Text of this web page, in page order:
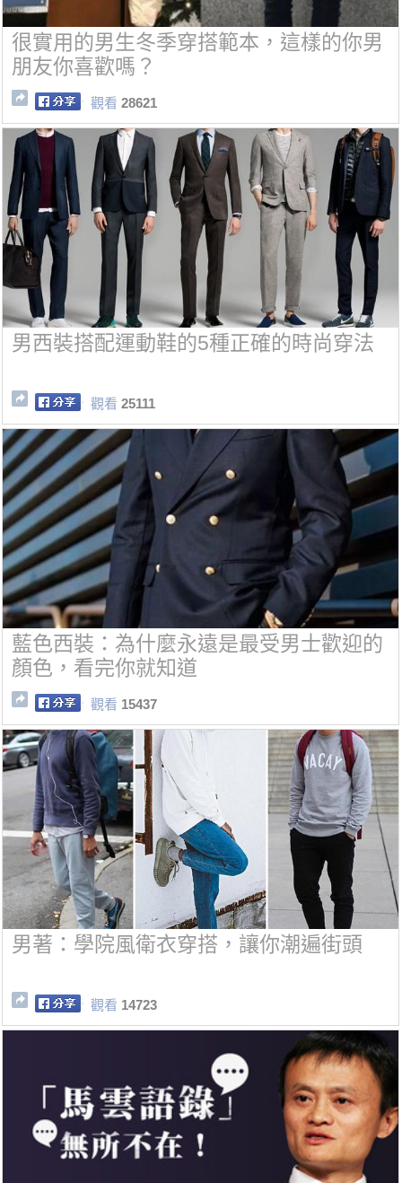
很實用的男生冬季穿搭範本，這樣的你男
朋友你喜歡嗎？
觀看 28621
男西裝搭配運動鞋的5種正確的時尚穿法
觀看 25111
藍色西裝：為什麼永遠是最受男士歡迎的
顏色，看完你就知道
觀看 15437
男著：學院風衛衣穿搭，讓你潮遍街頭
觀看 14723